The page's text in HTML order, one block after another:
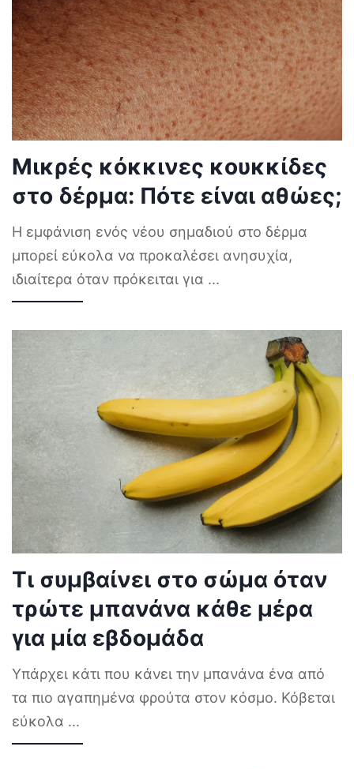
Μικρές κόκκινες κουκκίδες
στο δέρμα: Πότε είναι αθώες;
Η εμφάνιση ενός νέου σημαδιού στο δέρμα
μπορεί εύκολα να προκαλέσει ανησυχία,
ιδιαίτερα όταν πρόκειται για ...
Τι συμβαίνει στο σώμα όταν
τρώτε μπανάνα κάθε μέρα
για μία εβδομάδα
Υπάρχει κάτι που κάνει την μπανάνα ένα από
τα πιο αγαπημένα φρούτα στον κόσμο. Κόβεται
εύκολα ...